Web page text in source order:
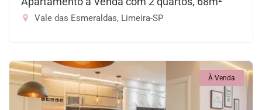
Vale das Esmeraldas, Limeira-SP
À Venda